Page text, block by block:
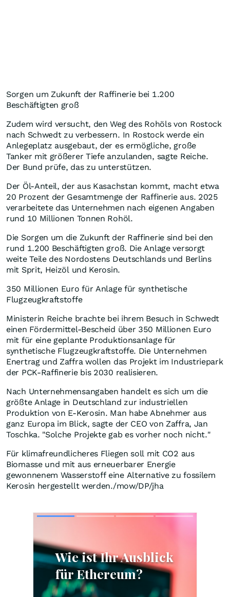
Sorgen um Zukunft der Raffinerie bei 1.200
Beschäftigten groß
Zudem wird versucht, den Weg des Rohöls von Rostock
nach Schwedt zu verbessern. In Rostock werde ein
Anlegeplatz ausgebaut, der es ermögliche, große
Tanker mit größerer Tiefe anzulanden, sagte Reiche.
Der Bund prüfe, das zu unterstützen.
Der Öl-Anteil, der aus Kasachstan kommt, macht etwa
20 Prozent der Gesamtmenge der Raffinerie aus. 2025
verarbeitete das Unternehmen nach eigenen Angaben
rund 10 Millionen Tonnen Rohöl.
Die Sorgen um die Zukunft der Raffinerie sind bei den
rund 1.200 Beschäftigten groß. Die Anlage versorgt
weite Teile des Nordostens Deutschlands und Berlins
mit Sprit, Heizöl und Kerosin.
350 Millionen Euro für Anlage für synthetische
Flugzeugkraftstoffe
Ministerin Reiche brachte bei ihrem Besuch in Schwedt
einen Fördermittel-Bescheid über 350 Millionen Euro
mit für eine geplante Produktionsanlage für
synthetische Flugzeugkraftstoffe. Die Unternehmen
Enertrag und Zaffra wollen das Projekt im Industriepark
der PCK-Raffinerie bis 2030 realisieren.
Nach Unternehmensangaben handelt es sich um die
größte Anlage in Deutschland zur industriellen
Produktion von E-Kerosin. Man habe Abnehmer aus
ganz Europa im Blick, sagte der CEO von Zaffra, Jan
Toschka. "Solche Projekte gab es vorher noch nicht."
Für klimafreundlicheres Fliegen soll mit CO2 aus
Biomasse und mit aus erneuerbarer Energie
gewonnenem Wasserstoff eine Alternative zu fossilem
Kerosin hergestellt werden./mow/DP/jha